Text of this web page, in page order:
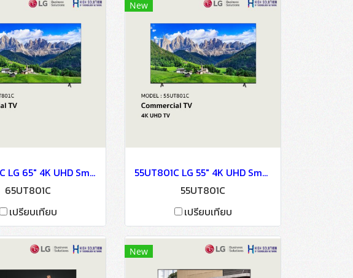
65UT801C LG 65" 4K UHD Smart TV
65UT801C
เปรียบเทียบ
New
55UT801C LG 55" 4K UHD Smart TV
55UT801C
เปรียบเทียบ
New